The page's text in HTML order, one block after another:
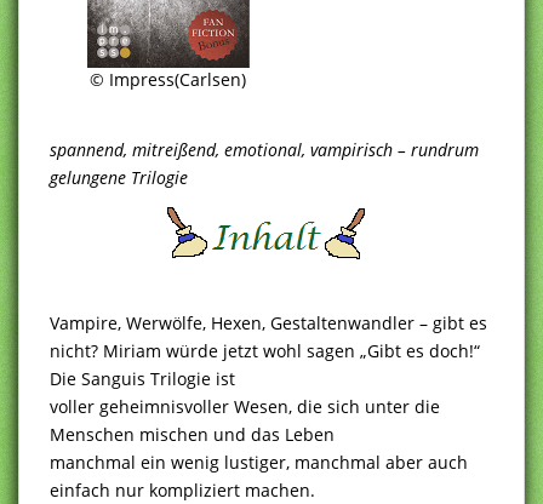
© Impress(Carlsen)
spannend, mitreißend, emotional, vampirisch – rundrum
gelungene Trilogie
Vampire, Werwölfe, Hexen, Gestaltenwandler – gibt es
nicht? Miriam würde jetzt wohl sagen „Gibt es doch!“
Die Sanguis Trilogie ist
voller geheimnisvoller Wesen, die sich unter die
Menschen mischen und das Leben
manchmal ein wenig lustiger, manchmal aber auch
einfach nur kompliziert machen.